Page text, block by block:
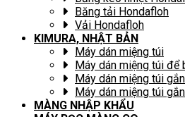
Băng tải Hondafloh
Vải Hondafloh
KIMURA, NHẬT BẢN
Máy dán miệng túi
Máy dán miệng túi để
Máy dán miệng túi
Máy dán miệng túi
MÀNG NHẬP KHẨU